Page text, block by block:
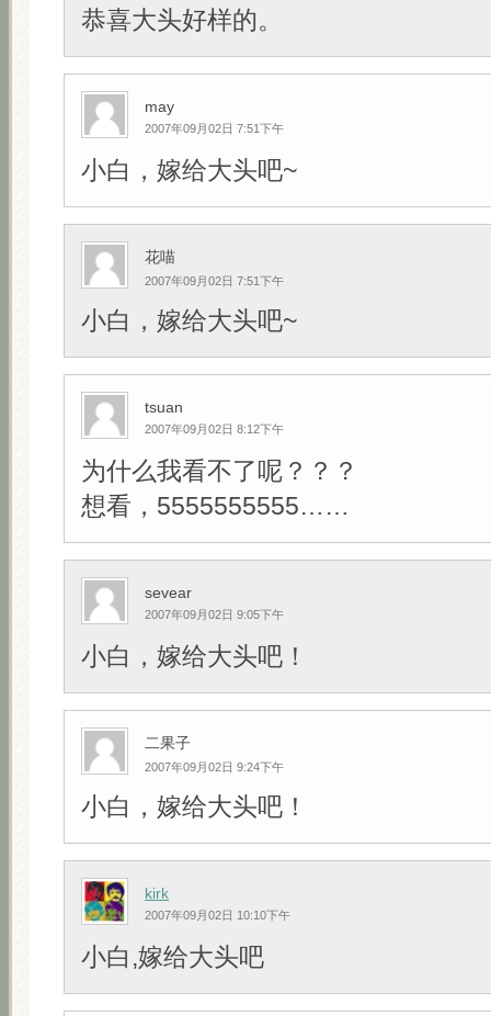
恭喜大头好样的。
may
2007年09月02日 7:51下午
小白，嫁给大头吧~
花喵
2007年09月02日 7:51下午
小白，嫁给大头吧~
tsuan
2007年09月02日 8:12下午
为什么我看不了呢？？？
想看，5555555555……
sevear
2007年09月02日 9:05下午
小白，嫁给大头吧！
二果子
2007年09月02日 9:24下午
小白，嫁给大头吧！
kirk
2007年09月02日 10:10下午
小白,嫁给大头吧